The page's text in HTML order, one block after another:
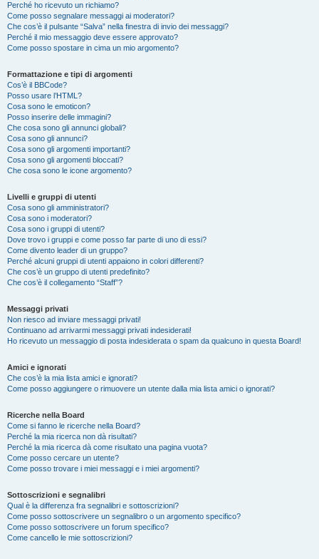
Perché ho ricevuto un richiamo?
Come posso segnalare messaggi ai moderatori?
Che cos’è il pulsante “Salva” nella finestra di invio dei messaggi?
Perché il mio messaggio deve essere approvato?
Come posso spostare in cima un mio argomento?
Formattazione e tipi di argomenti
Cos’è il BBCode?
Posso usare l’HTML?
Cosa sono le emoticon?
Posso inserire delle immagini?
Che cosa sono gli annunci globali?
Cosa sono gli annunci?
Cosa sono gli argomenti importanti?
Cosa sono gli argomenti bloccati?
Che cosa sono le icone argomento?
Livelli e gruppi di utenti
Cosa sono gli amministratori?
Cosa sono i moderatori?
Cosa sono i gruppi di utenti?
Dove trovo i gruppi e come posso far parte di uno di essi?
Come divento leader di un gruppo?
Perché alcuni gruppi di utenti appaiono in colori differenti?
Che cos’è un gruppo di utenti predefinito?
Che cos’è il collegamento “Staff”?
Messaggi privati
Non riesco ad inviare messaggi privati!
Continuano ad arrivarmi messaggi privati indesiderati!
Ho ricevuto un messaggio di posta indesiderata o spam da qualcuno in questa Board!
Amici e ignorati
Che cos’è la mia lista amici e ignorati?
Come posso aggiungere o rimuovere un utente dalla mia lista amici o ignorati?
Ricerche nella Board
Come si fanno le ricerche nella Board?
Perché la mia ricerca non dà risultati?
Perché la mia ricerca dà come risultato una pagina vuota?
Come posso cercare un utente?
Come posso trovare i miei messaggi e i miei argomenti?
Sottoscrizioni e segnalibri
Qual è la differenza fra segnalibri e sottoscrizioni?
Come posso sottoscrivere un segnalibro o un argomento specifico?
Come posso sottoscrivere un forum specifico?
Come cancello le mie sottoscrizioni?